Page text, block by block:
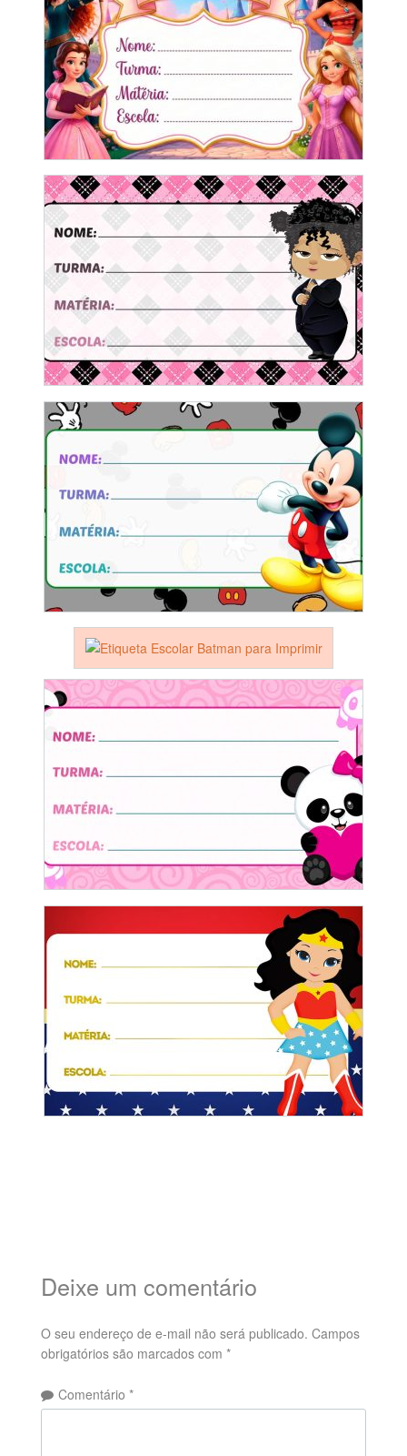
Deixe um comentário
O seu endereço de e-mail não será publicado. Campos
obrigatórios são marcados com *
Comentário *